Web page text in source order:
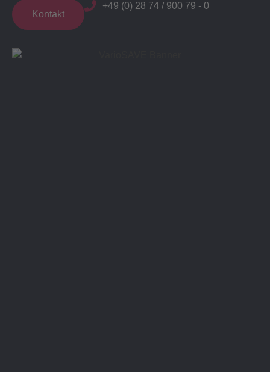
Kontakt
+49 (0) 28 74 / 900 79 - 0